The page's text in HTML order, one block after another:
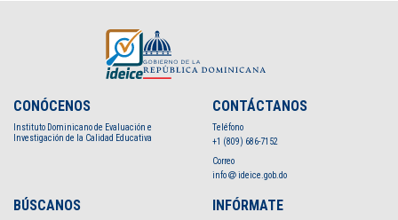
CONÓCENOS
Instituto Dominicano de Evaluación e
Investigación de la Calidad Educativa
CONTÁCTANOS
Teléfono
+1 (809) 686-7152
Correo
info
ideice.gob.do
BÚSCANOS INFÓRMATE